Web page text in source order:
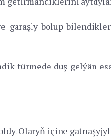
garaşly bolup
türmede duş gelýän
Olaryň içine